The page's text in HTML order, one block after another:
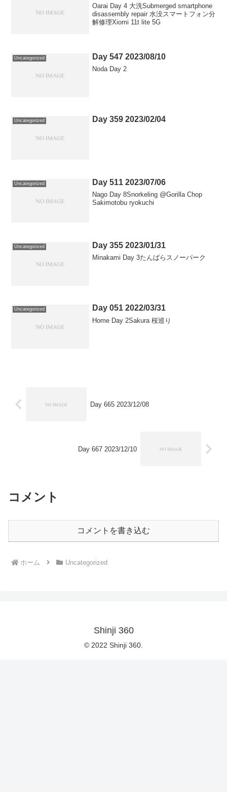
Oarai Day 4 大洗Submerged smartphone
disassembly repair 水没スマートフォン分
解修理Xiomi 11t lite 5G
Uncategorized Day 547 2023/08/10
Noda Day 2
Uncategorized Day 359 2023/02/04
Uncategorized Day 511 2023/07/06
Nago Day 8Snorkeling @Gorilla Chop
Sakimotobu ryokuchi
Uncategorized Day 355 2023/01/31
Minakami Day 3たんばらスノーパーク
Uncategorized Day 051 2022/03/31
Home Day 2Sakura 桜巡り
Day 665 2023/12/08
Day 667 2023/12/10
コメント
コメントを書き込む
ホーム Uncategorized
Shinji 360
© 2022 Shinji 360.